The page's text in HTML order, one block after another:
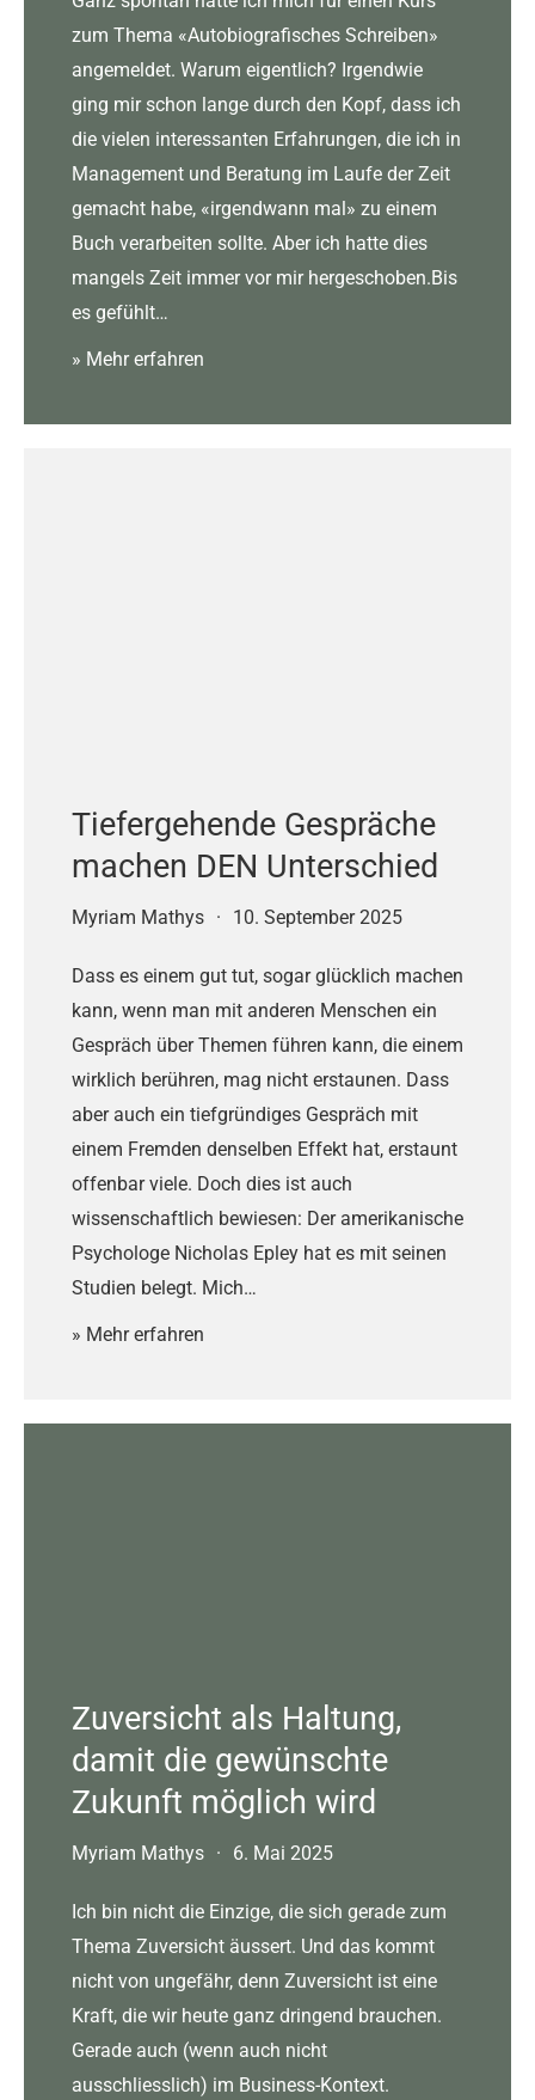
zum Thema «Autobiografisches Schreiben»
angemeldet. Warum eigentlich? Irgendwie
ging mir schon lange durch den Kopf, dass ich
die vielen interessanten Erfahrungen, die ich in
Management und Beratung im Laufe der Zeit
gemacht habe, «irgendwann mal» zu einem
Buch verarbeiten sollte. Aber ich hatte dies
mangels Zeit immer vor mir hergeschoben.Bis
es gefühlt…
» Mehr erfahren
Tiefergehende Gespräche
machen DEN Unterschied
Myriam Mathys · 10. September 2025
Dass es einem gut tut, sogar glücklich machen
kann, wenn man mit anderen Menschen ein
Gespräch über Themen führen kann, die einem
wirklich berühren, mag nicht erstaunen. Dass
aber auch ein tiefgründiges Gespräch mit
einem Fremden denselben Effekt hat, erstaunt
offenbar viele. Doch dies ist auch
wissenschaftlich bewiesen: Der amerikanische
Psychologe Nicholas Epley hat es mit seinen
Studien belegt. Mich…
» Mehr erfahren
Zuversicht als Haltung,
damit die gewünschte
Zukunft möglich wird
Myriam Mathys · 6. Mai 2025
Ich bin nicht die Einzige, die sich gerade zum
Thema Zuversicht äussert. Und das kommt
nicht von ungefähr, denn Zuversicht ist eine
Kraft, die wir heute ganz dringend brauchen.
Gerade auch (wenn auch nicht
ausschliesslich) im Business-Kontext.